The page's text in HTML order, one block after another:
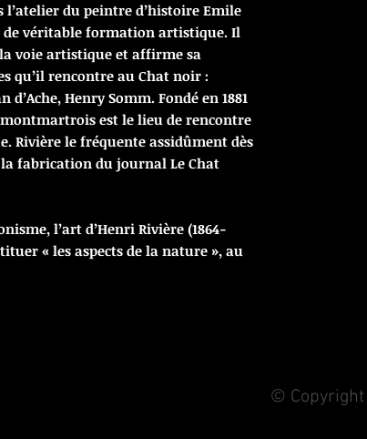
l’atelier du peintre d’histoire Emile
de véritable formation artistique. Il
la voie artistique et affirme sa
qu’il rencontre au Chat noir :
Henry Somm. Fondé en 1881
est le lieu de rencontre
Rivière le fréquente assidûment dès
la fabrication du journal Le Chat
l’art d’Henri Rivière (1864-
« les aspects de la nature », au
© Copyright